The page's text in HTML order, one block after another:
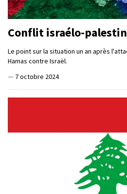
Conflit israélo-
Le point sur la situation un an après
Hamas contre Israël.
— 7 octobre 2024